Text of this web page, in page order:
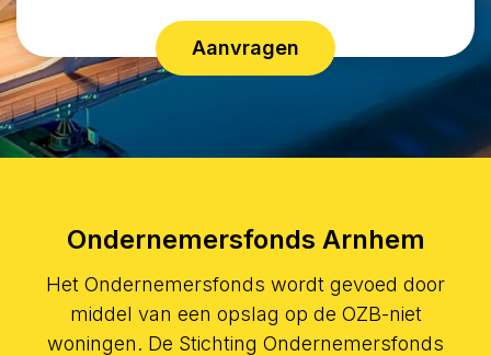
Aanvragen
Ondernemersfonds Arnhem
Het Ondernemersfonds wordt gevoed door
middel van een opslag op de OZB-niet
woningen. De Stichting Ondernemersfonds